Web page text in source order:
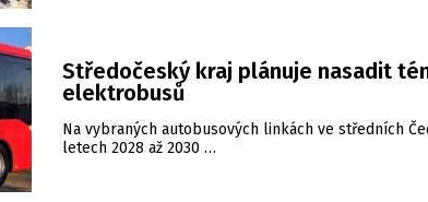
Středočeský kraj plánuje nasadit
elektrobusů
Na vybraných autobusových linkách ve středních
letech 2028 až 2030 …